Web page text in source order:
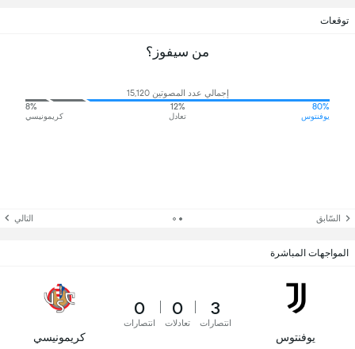
توقعات
من سيفوز؟
إجمالي عدد المصوتين 15,120
80%
يوفنتوس
12%
تعادل
8%
كريمونيسي
السّابق التالي
المواجهات المباشرة
يوفنتوس
3
انتصارات
0
تعادلات
0
انتصارات
كريمونيسي